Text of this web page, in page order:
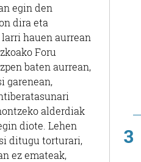
egin den
dira eta
hauen aurrean
Foru
baten aurrean,
garenean,
alderdiak
diote. Lehen
ditugu torturari,
ez emateak,
3